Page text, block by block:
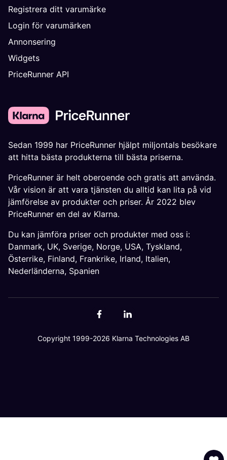
Registrera ditt varumärke
Login för varumärken
Annonsering
Widgets
PriceRunner API
Sedan 1999 har PriceRunner hjälpt miljontals besökare
att hitta bästa produkterna till bästa priserna.
PriceRunner är helt oberoende och gratis att använda.
Vår vision är att vara tjänsten du alltid kan lita på vid
jämförelse av produkter och priser. År 2022 blev
PriceRunner en del av Klarna.
Du kan jämföra priser och produkter med oss i:
Danmark, UK, Sverige, Norge, USA, Tyskland,
Österrike, Finland, Frankrike, Irland, Italien,
Nederländerna, Spanien
Copyright 1999-2026 Klarna Technologies AB